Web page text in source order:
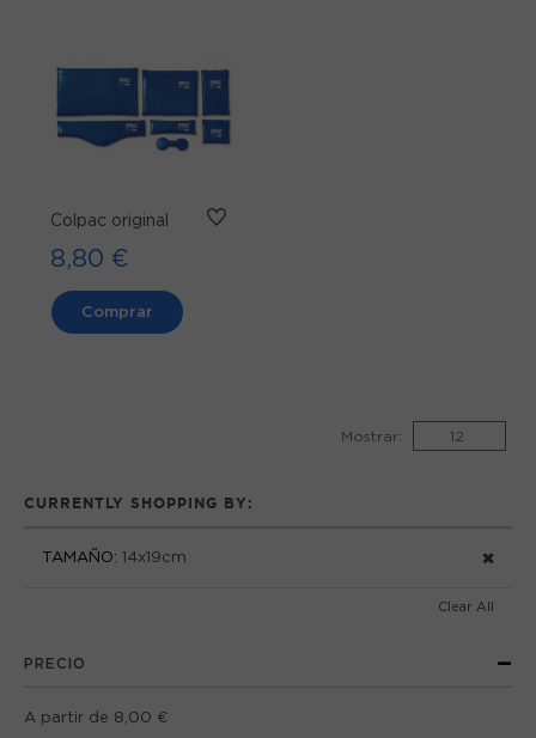
Colpac original
8,80 €
Comprar
Mostrar:
CURRENTLY SHOPPING BY:
TAMAÑO: 14x19cm
Clear All
PRECIO
A partir de 8,00 €